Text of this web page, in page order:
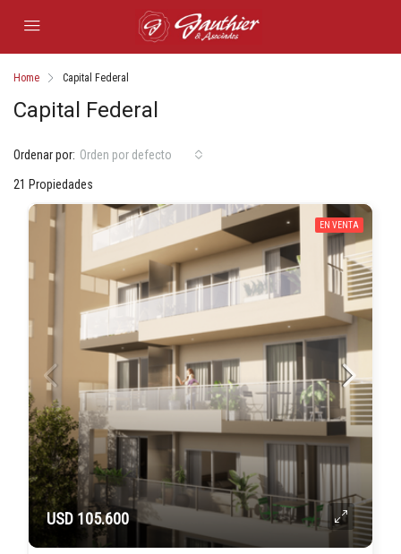
Home Capital Federal
Capital Federal
21 Propiedades
Ordenar por: Orden por defecto
EN VENTA
USD 105.600